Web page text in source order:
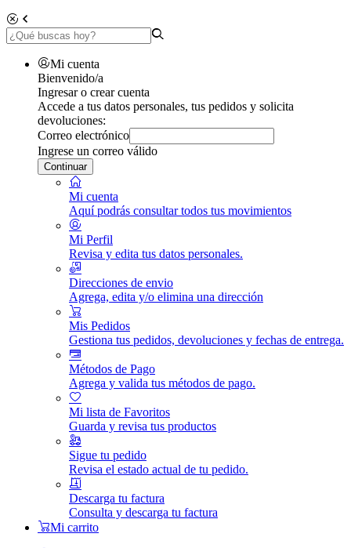
Mi cuenta
Bienvenido/a
Ingresar o crear cuenta
Accede a tus datos personales, tus pedidos y solicita
devoluciones:
Correo electrónico
Ingrese un correo válido
Continuar
Mi cuenta
Aquí podrás consultar todos tus movimientos
Mi Perfil
Revisa y edita tus datos personales.
Direcciones de envio
Agrega, edita y/o elimina una dirección
Mis Pedidos
Gestiona tus pedidos, devoluciones y fechas de entrega.
Métodos de Pago
Agrega y valida tus métodos de pago.
Mi lista de Favoritos
Guarda y revisa tus productos
Sigue tu pedido
Revisa el estado actual de tu pedido.
Descarga tu factura
Consulta y descarga tu factura
Mi carrito